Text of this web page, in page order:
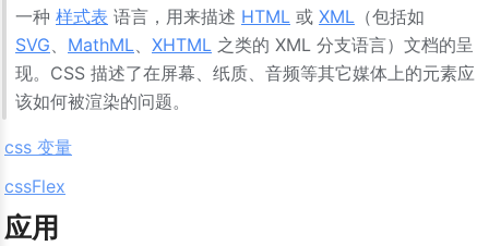
一种 样式表 语言，用来描述 HTML 或 XML （包括如
SVG、 MathML、 XHTML 之类的 XML 分支语言）文档的呈
现。CSS 描述了在屏幕、纸质、音频等其它媒体上的元素应
该如何被渲染的问题。
css 变量
cssFlex
应用